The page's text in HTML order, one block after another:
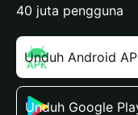
40 juta pengguna
Unduh Android
Unduh Google